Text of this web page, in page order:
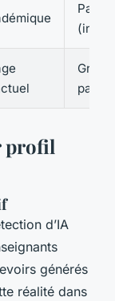
profil
d’IA
générés
réalité dans